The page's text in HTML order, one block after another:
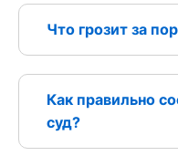
Что грозит за
Как правильно
суд?